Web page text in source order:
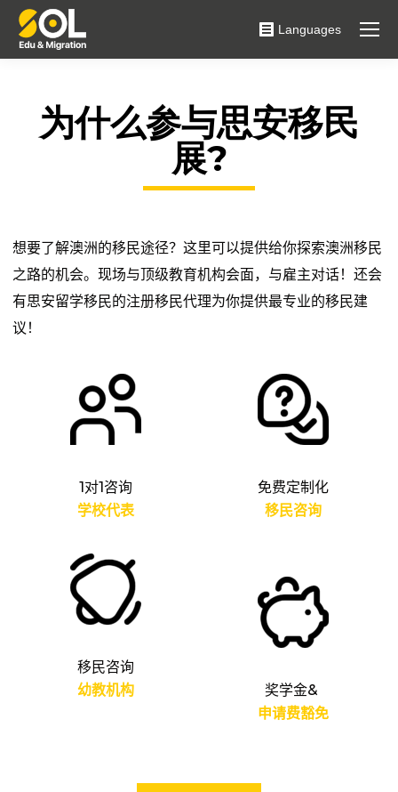
Languages
为什么参与思安移民
展?
想要了解澳洲的移民途径？这里可以提供给你探索澳洲移民
之路的机会。现场与顶级教育机构会面，与雇主对话！还会
有思安留学移民的注册移民代理为你提供最专业的移民建
议！
1对1咨询
学校代表
移民咨询
幼教机构
免费定制化
移民咨询
奖学金&
申请费豁免